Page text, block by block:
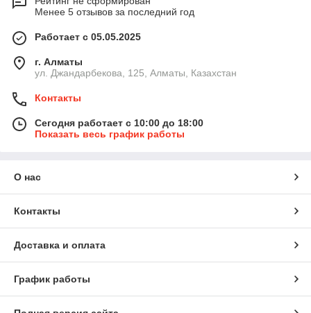
Менее 5 отзывов за последний год
Работает с 05.05.2025
г. Алматы
ул. Джандарбекова, 125, Алматы, Казахстан
Контакты
Сегодня работает с 10:00 до 18:00
Показать весь график работы
О нас
Контакты
Доставка и оплата
График работы